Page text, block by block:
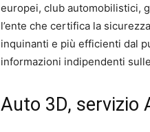
europei, club automobilistici,
l’ente che certifica la
inquinanti e più efficienti dal
informazioni indipendenti
Auto 3D, servizio